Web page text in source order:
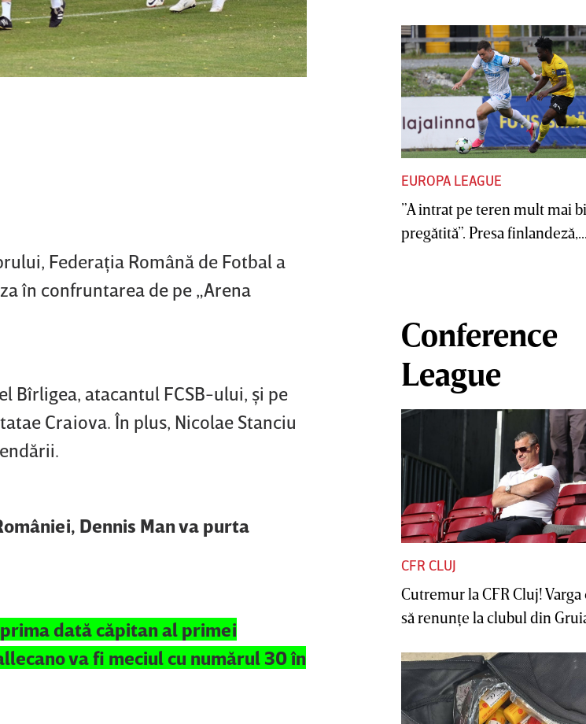
Federaţia Română de Fotbal a
în confruntarea de pe „Arena
Bîrligea, atacantul FCSB-ului, şi pe
Craiova. În plus, Nicolae Stanciu
Dennis Man va purta
dată căpitan al primei
va fi meciul cu numărul 30 în
EUROPA LEAGUE
”A intrat pe teren mult mai
pregătită”. Presa
Conference
League
CFR CLUJ
Cutremur la CFR Cluj! Varga
să renunţe la clubul din